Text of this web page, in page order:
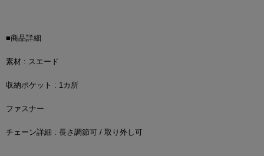
■商品詳細
素材 : スエード
収納ポケット : 1カ所
ファスナー
チェーン詳細 : 長さ調節可 / 取り外し可